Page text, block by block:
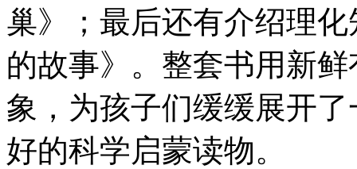
巢》；最后还有介绍理
的故事》。整套书用新
象，为孩子们缓缓展开
好的科学启蒙读物。